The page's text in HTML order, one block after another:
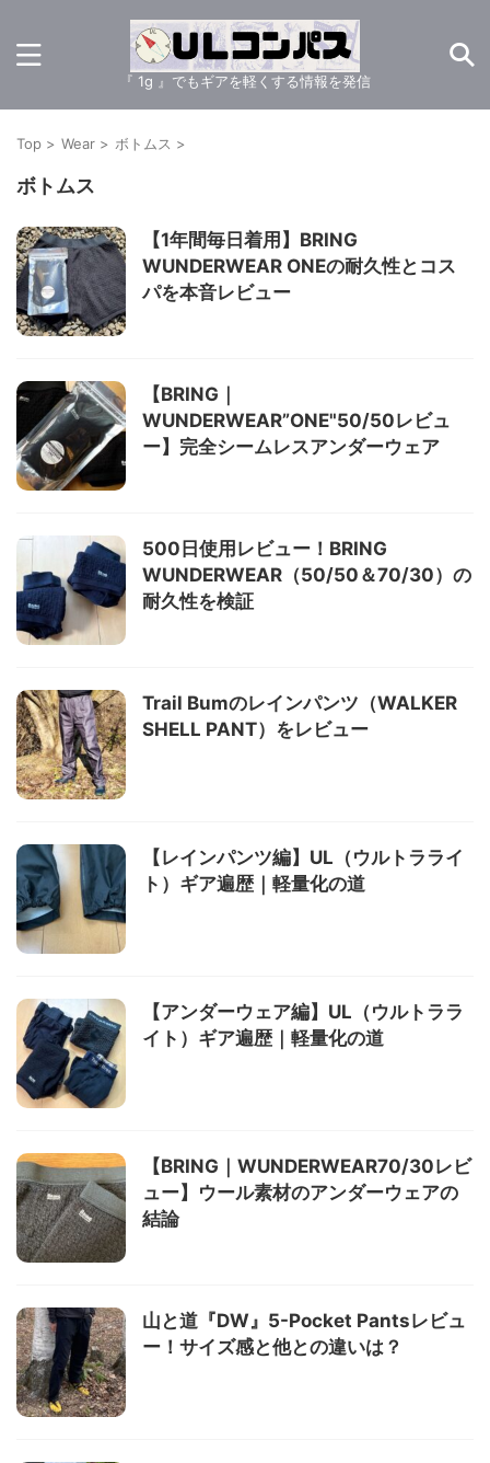
『 1g 』でもギアを軽くする情報を発信
Top > Wear > ボトムス >
ボトムス
【1年間毎日着用】BRING
WUNDERWEAR ONEの耐久性とコス
パを本音レビュー
【BRING｜
WUNDERWEAR”ONE"50/50レビュ
ー】完全シームレスアンダーウェア
500日使用レビュー！BRING
WUNDERWEAR（50/50＆70/30）の
耐久性を検証
Trail Bumのレインパンツ（WALKER
SHELL PANT）をレビュー
【レインパンツ編】UL（ウルトラライ
ト）ギア遍歴｜軽量化の道
【アンダーウェア編】UL（ウルトララ
イト）ギア遍歴｜軽量化の道
【BRING｜WUNDERWEAR70/30レビ
ュー】ウール素材のアンダーウェアの
結論
山と道『DW』5-Pocket Pantsレビュ
ー！サイズ感と他との違いは？